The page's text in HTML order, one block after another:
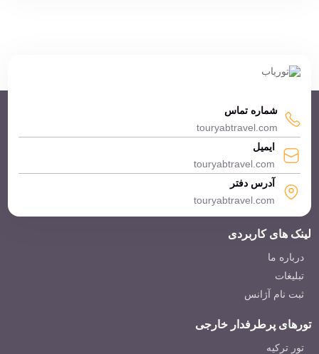
شماره تماس
touryabtravel.com
ایمیل
touryabtravel.com
آدرس دفتر
touryabtravel.com
لینک های کاربردی
درباره ما
تبلیغات
ثبت نام آژانس
تورهای پرطرفدار خارجی
تور ترکیه